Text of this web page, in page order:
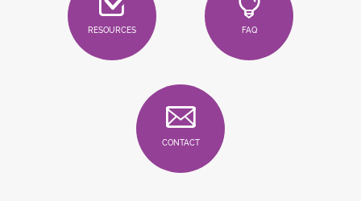
RESOURCES FAQ
CONTACT